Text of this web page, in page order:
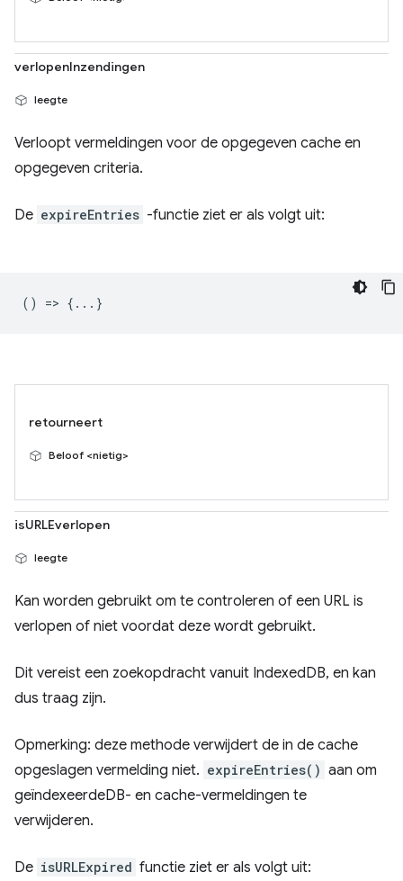
verlopenInzendingen
leegte
Verloopt vermeldingen voor de opgegeven cache en
opgegeven criteria.
De expireEntries -functie ziet er als volgt uit:
() => {...}
retourneert
Beloof <nietig>
isURLEverlopen
leegte
Kan worden gebruikt om te controleren of een URL is
verlopen of niet voordat deze wordt gebruikt.
Dit vereist een zoekopdracht vanuit IndexedDB, en kan
dus traag zijn.
Opmerking: deze methode verwijdert de in de cache
opgeslagen vermelding niet. expireEntries() aan om
geïndexeerdeDB- en cache-vermeldingen te
verwijderen.
De isURLExpired functie ziet er als volgt uit: